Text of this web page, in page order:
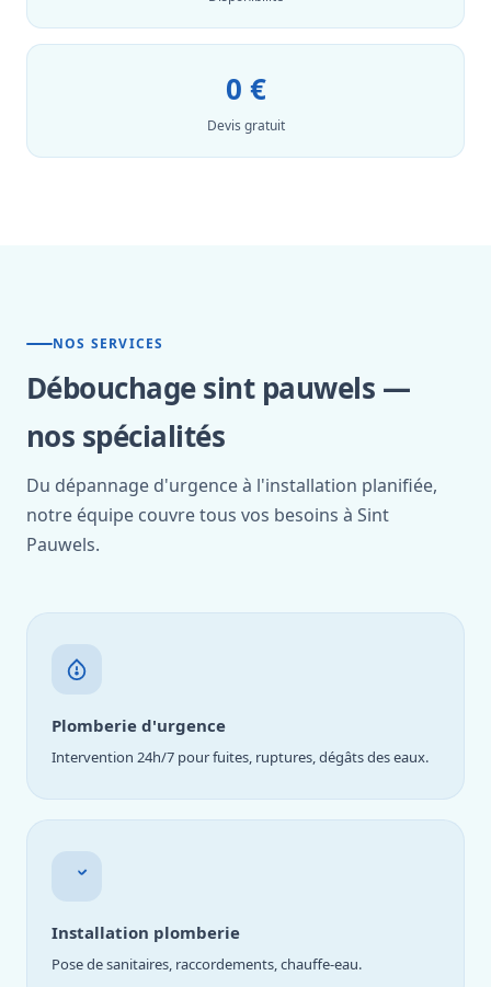
0 €
Devis gratuit
NOS SERVICES
Débouchage sint pauwels —
nos spécialités
Du dépannage d'urgence à l'installation planifiée,
notre équipe couvre tous vos besoins à Sint
Pauwels.
Plomberie d'urgence
Intervention 24h/7 pour fuites, ruptures, dégâts des eaux.
Installation plomberie
Pose de sanitaires, raccordements, chauffe-eau.